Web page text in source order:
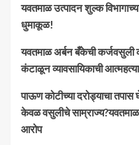
यवतमाळ उत्पादन शुल्क
धुमाकूळ!
​यवतमाळ अर्बन बँकेची कर्जवसुली
कंटाळून व्यावसायिकाची
पाऊण कोटीच्या दरोड्याचा
केवळ वसुलीचे
आरोप